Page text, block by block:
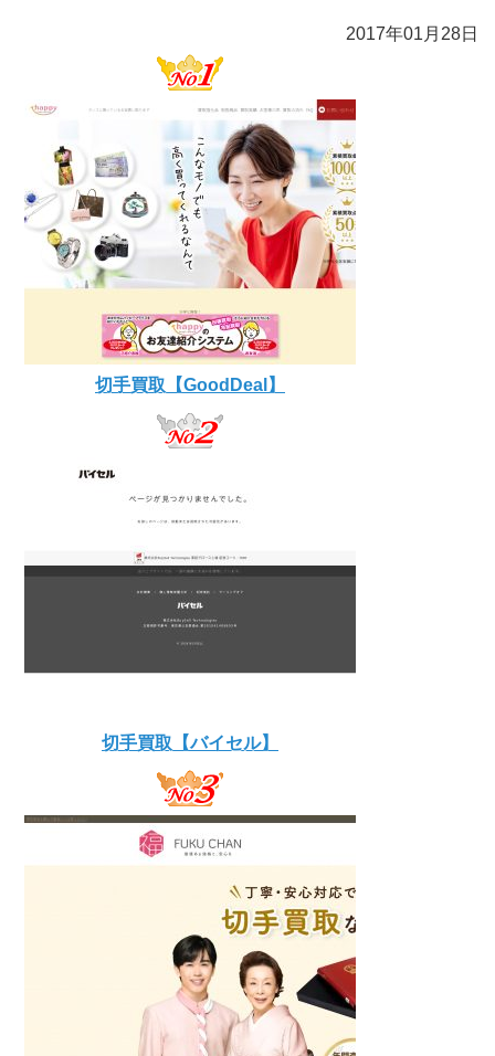
2017年01月28日
切手買取【GoodDeal】
切手買取【バイセル】